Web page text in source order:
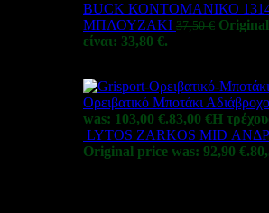
BUCK ΚΟΝΤΟΜΑΝΙΚΟ
ΜΠΛΟΥΖΑΚΙ 37,50€
είναι: 33,80 €.
Ορειβατικό Μποτάκι
was: 103,00 €.83,00 €Η
LYTOS ZARKOS MID
Original price was: 92,90 €.